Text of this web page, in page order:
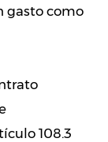
gasto como
108.3